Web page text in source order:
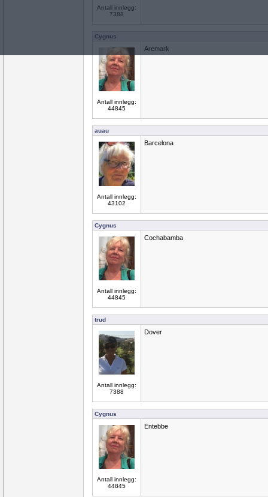
Antall innlegg:
7388
Cygnus
Antall innlegg:
44845
Aremark
auau
Antall innlegg:
43102
Barcelona
Cygnus
Antall innlegg:
44845
Cochabamba
trud
Antall innlegg:
7388
Dover
Cygnus
Antall innlegg:
44845
Entebbe